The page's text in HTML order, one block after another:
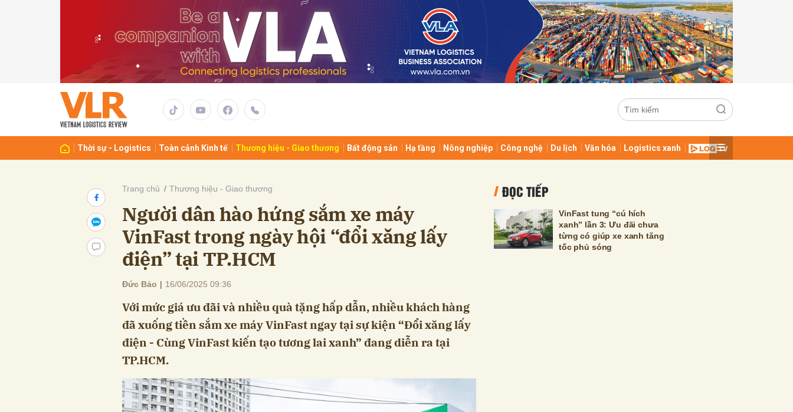
Thời sự - Logistics Toàn cảnh Kinh tế Thương hiệu - Giao thương Bất động sản Hạ tầng Nông nghiệp Công nghệ Du lịch Văn hóa Logistics xanh
Trang chủ Thương hiệu - Giao thương
Người dân hào hứng sắm xe máy
VinFast trong ngày hội “đổi xăng lấy
điện” tại TP.HCM
Đức Bảo | 16/06/2025 09:36
Với mức giá ưu đãi và nhiều quà tặng hấp dẫn, nhiều khách hàng
đã xuống tiền sắm xe máy VinFast ngay tại sự kiện “Đổi xăng lấy
điện - Cùng VinFast kiến tạo tương lai xanh” đang diễn ra tại
TP.HCM.
ĐỌC TIẾP
VinFast tung “cú hích
xanh” lần 3: Ưu đãi chưa
từng có giúp xe xanh tăng
tốc phủ sóng
Gửi bình luận